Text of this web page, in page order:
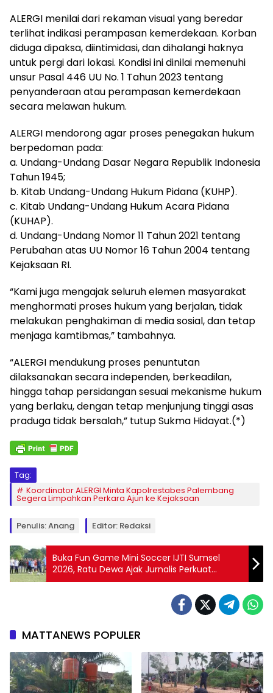
ALERGI menilai dari rekaman visual yang beredar
terlihat indikasi perampasan kemerdekaan. Korban
diduga dipaksa, diintimidasi, dan dihalangi haknya
untuk pergi dari lokasi. Kondisi ini dinilai memenuhi
unsur Pasal 446 UU No. 1 Tahun 2023 tentang
penyanderaan atau perampasan kemerdekaan
secara melawan hukum.
ALERGI mendorong agar proses penegakan hukum
berpedoman pada:
a. Undang-Undang Dasar Negara Republik Indonesia
Tahun 1945;
b. Kitab Undang-Undang Hukum Pidana (KUHP).
c. Kitab Undang-Undang Hukum Acara Pidana
(KUHAP).
d. Undang-Undang Nomor 11 Tahun 2021 tentang
Perubahan atas UU Nomor 16 Tahun 2004 tentang
Kejaksaan RI.
“Kami juga mengajak seluruh elemen masyarakat
menghormati proses hukum yang berjalan, tidak
melakukan penghakiman di media sosial, dan tetap
menjaga kamtibmas,” tambahnya.
“ALERGI mendukung proses penuntutan
dilaksanakan secara independen, berkeadilan,
hingga tahap persidangan sesuai mekanisme hukum
yang berlaku, dengan tetap menjunjung tinggi asas
praduga tidak bersalah,” tutup Sukma Hidayat.(*)
Tag:
Koordinator ALERGI Minta Kapolrestabes Palembang
Segera Limpahkan Perkara Ajun ke Kejaksaan
Penulis: Anang Editor: Redaksi
Buka Fun Game Mini Soccer IJTI Sumsel
2026, Ratu Dewa Ajak Jurnalis Perkuat
Solidaritas
MATTANEWS POPULER